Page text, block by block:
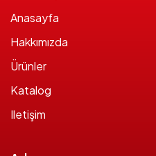
Anasayfa
Hakkımızda
Ürünler
Katalog
Iletişim